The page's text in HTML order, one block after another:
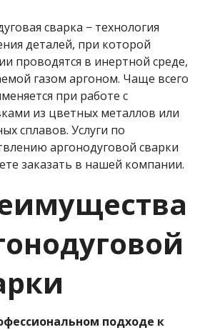
сварка − технология
деталей, при которой
проводятся в инертной среде,
газом аргоном. Чаще всего
при работе с
из цветных металлов или
сплавов. Услуги по
аргонодуговой сварки
заказать в нашей компании.
подходе к